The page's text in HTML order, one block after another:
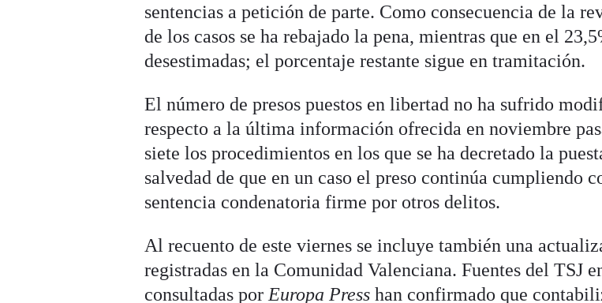
sentencias a petición de parte. Como consecuencia de la
de los casos se ha rebajado la pena, mientras que en el
desestimadas; el porcentaje restante sigue en tramitación.
El número de presos puestos en libertad no ha sufrido
respecto a la última información ofrecida en noviembre
siete los procedimientos en los que se ha decretado la
salvedad de que en un caso el preso continúa cumpliendo
sentencia condenatoria firme por otros delitos.
Al recuento de este viernes se incluye también una
registradas en la Comunidad Valenciana. Fuentes del TSJ
consultadas por Europa Presshan confirmado que